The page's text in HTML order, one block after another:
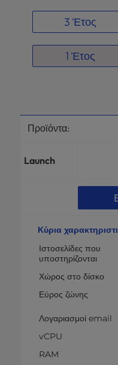
3 Έτος
1 Έτος
Προϊόντα:
Launch
Κύρια
Ιστοσελίδες που
υποστηρίζονται
Χώρος στο δίσκο
Εύρος ζώνης
Λογαριασμοί email
vCPU
RAM